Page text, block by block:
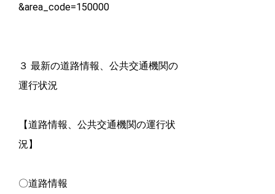
&area_code=150000
３ 最新の道路情報、公共交通機関の
運行状況
【道路情報、公共交通機関の運行状
況】
〇道路情報